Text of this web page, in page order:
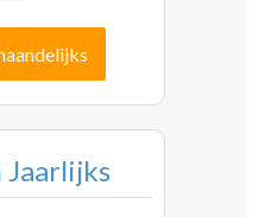
Jaarlijks